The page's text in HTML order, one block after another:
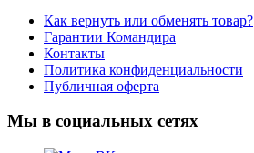
Как вернуть или обменять товар?
Гарантии Командира
Контакты
Политика конфиденциальности
Публичная оферта
Мы в социальных сетях